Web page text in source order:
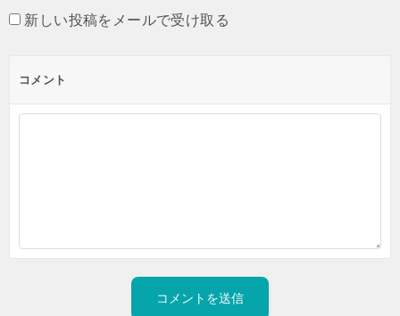
新しい投稿をメールで受け取る
コメント